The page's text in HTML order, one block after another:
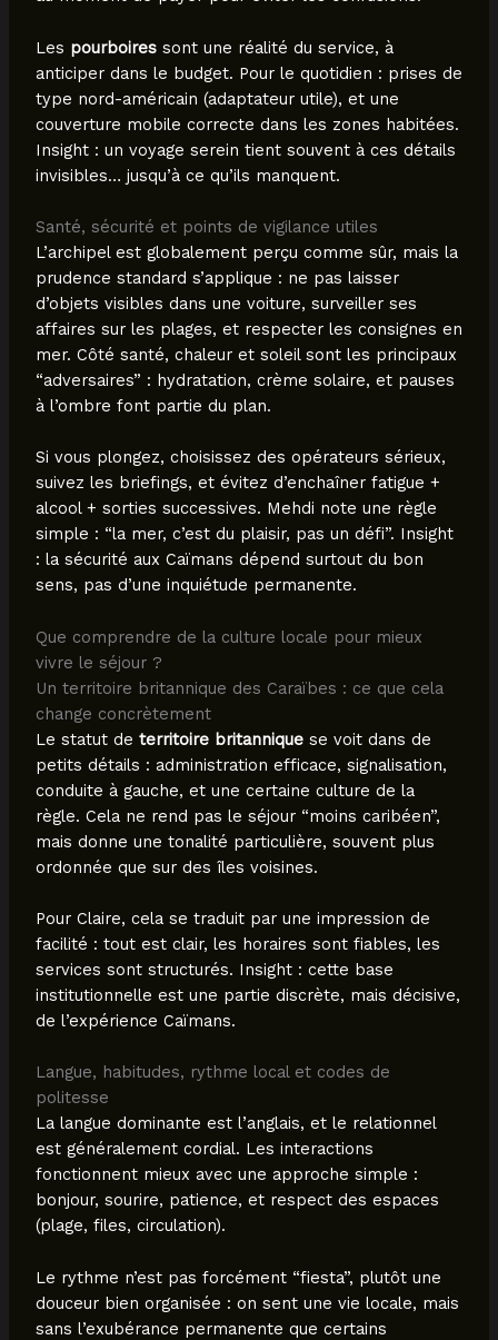
Les pourboiressont une réalité du service, à
anticiper dans le budget. Pour le quotidien : prises de
type nord-américain (adaptateur utile), et une
couverture mobile correcte dans les zones habitées.
Insight : un voyage serein tient souvent à ces détails
invisibles… jusqu’à ce qu’ils manquent.
Santé, sécurité et points de vigilance utiles
L’archipel est globalement perçu comme sûr, mais la
prudence standard s’applique : ne pas laisser
d’objets visibles dans une voiture, surveiller ses
affaires sur les plages, et respecter les consignes en
mer. Côté santé, chaleur et soleil sont les principaux
“adversaires” : hydratation, crème solaire, et pauses
à l’ombre font partie du plan.
Si vous plongez, choisissez des opérateurs sérieux,
suivez les briefings, et évitez d’enchaîner fatigue +
alcool + sorties successives. Mehdi note une règle
simple : “la mer, c’est du plaisir, pas un défi”. Insight
: la sécurité aux Caïmans dépend surtout du bon
sens, pas d’une inquiétude permanente.
Que comprendre de la culture locale pour mieux
vivre le séjour ?
Un territoire britannique des Caraïbes : ce que cela
change concrètement
Le statut de territoire britanniquese voit dans de
petits détails : administration efficace, signalisation,
conduite à gauche, et une certaine culture de la
règle. Cela ne rend pas le séjour “moins caribéen”,
mais donne une tonalité particulière, souvent plus
ordonnée que sur des îles voisines.
Pour Claire, cela se traduit par une impression de
facilité : tout est clair, les horaires sont fiables, les
services sont structurés. Insight : cette base
institutionnelle est une partie discrète, mais décisive,
de l’expérience Caïmans.
Langue, habitudes, rythme local et codes de
politesse
La langue dominante est l’anglais, et le relationnel
est généralement cordial. Les interactions
fonctionnent mieux avec une approche simple :
bonjour, sourire, patience, et respect des espaces
(plage, files, circulation).
Le rythme n’est pas forcément “fiesta”, plutôt une
douceur bien organisée : on sent une vie locale, mais
sans l’exubérance permanente que certains